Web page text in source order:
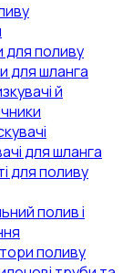
для поливу
для шланга
й
для шланга
для поливу
полив і
поливу